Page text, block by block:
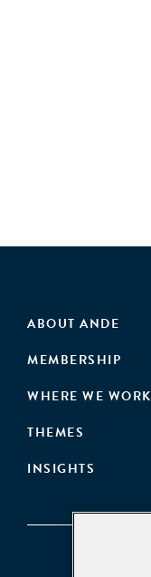
ABOUT ANDE
MEMBERSHIP
WHERE WE WORK
THEMES
INSIGHTS